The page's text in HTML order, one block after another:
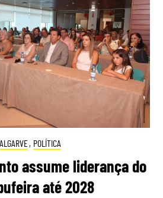
ALGARVE, POLÍTICA
assume liderança do
até 2028